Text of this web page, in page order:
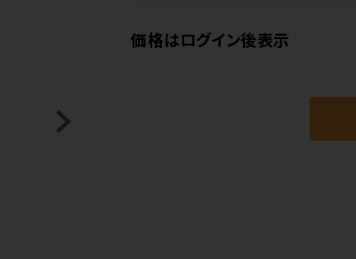
価格はログイン後表示